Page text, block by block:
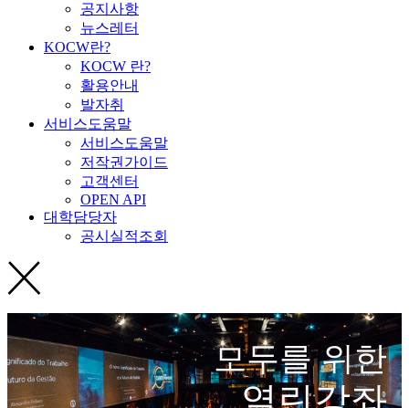
공지사항
뉴스레터
KOCW란?
KOCW 란?
활용안내
발자취
서비스도움말
서비스도움말
저작권가이드
고객센터
OPEN API
대학담당자
공시실적조회
모두를 위한